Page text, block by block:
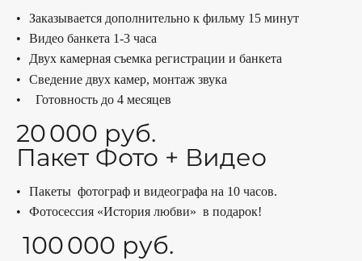
Заказывается дополнительно к фильму 15 минут
Видео банкета 1-3 часа
Двух камерная съемка регистрации и банкета
Сведение двух камер, монтаж звука
Готовность до 4 месяцев
20 000 руб.
Пакет Фото + Видео
Пакеты фотограф и видеографа на 10 часов.
Фотосессия «История любви» в подарок!
100 000 руб.